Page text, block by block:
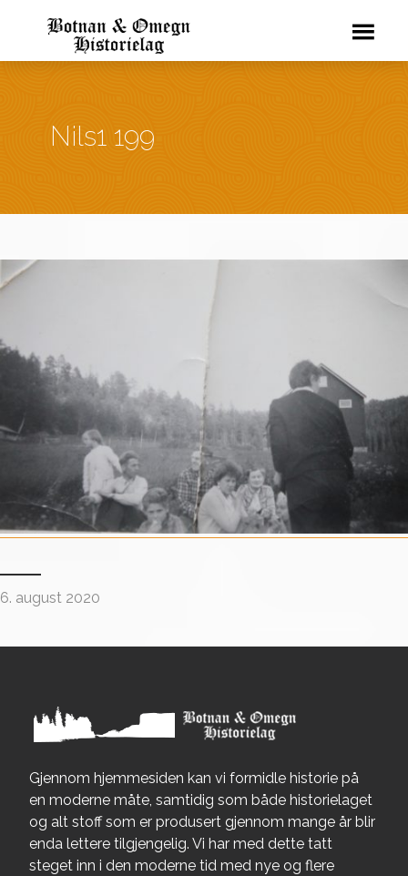
Nils1 199
6. august 2020
Gjennom hjemmesiden kan vi formidle historie på
en moderne måte, samtidig som både historielaget
og alt stoff som er produsert gjennom mange år blir
enda lettere tilgjengelig. Vi har med dette tatt
steget inn i den moderne tid med nye og flere